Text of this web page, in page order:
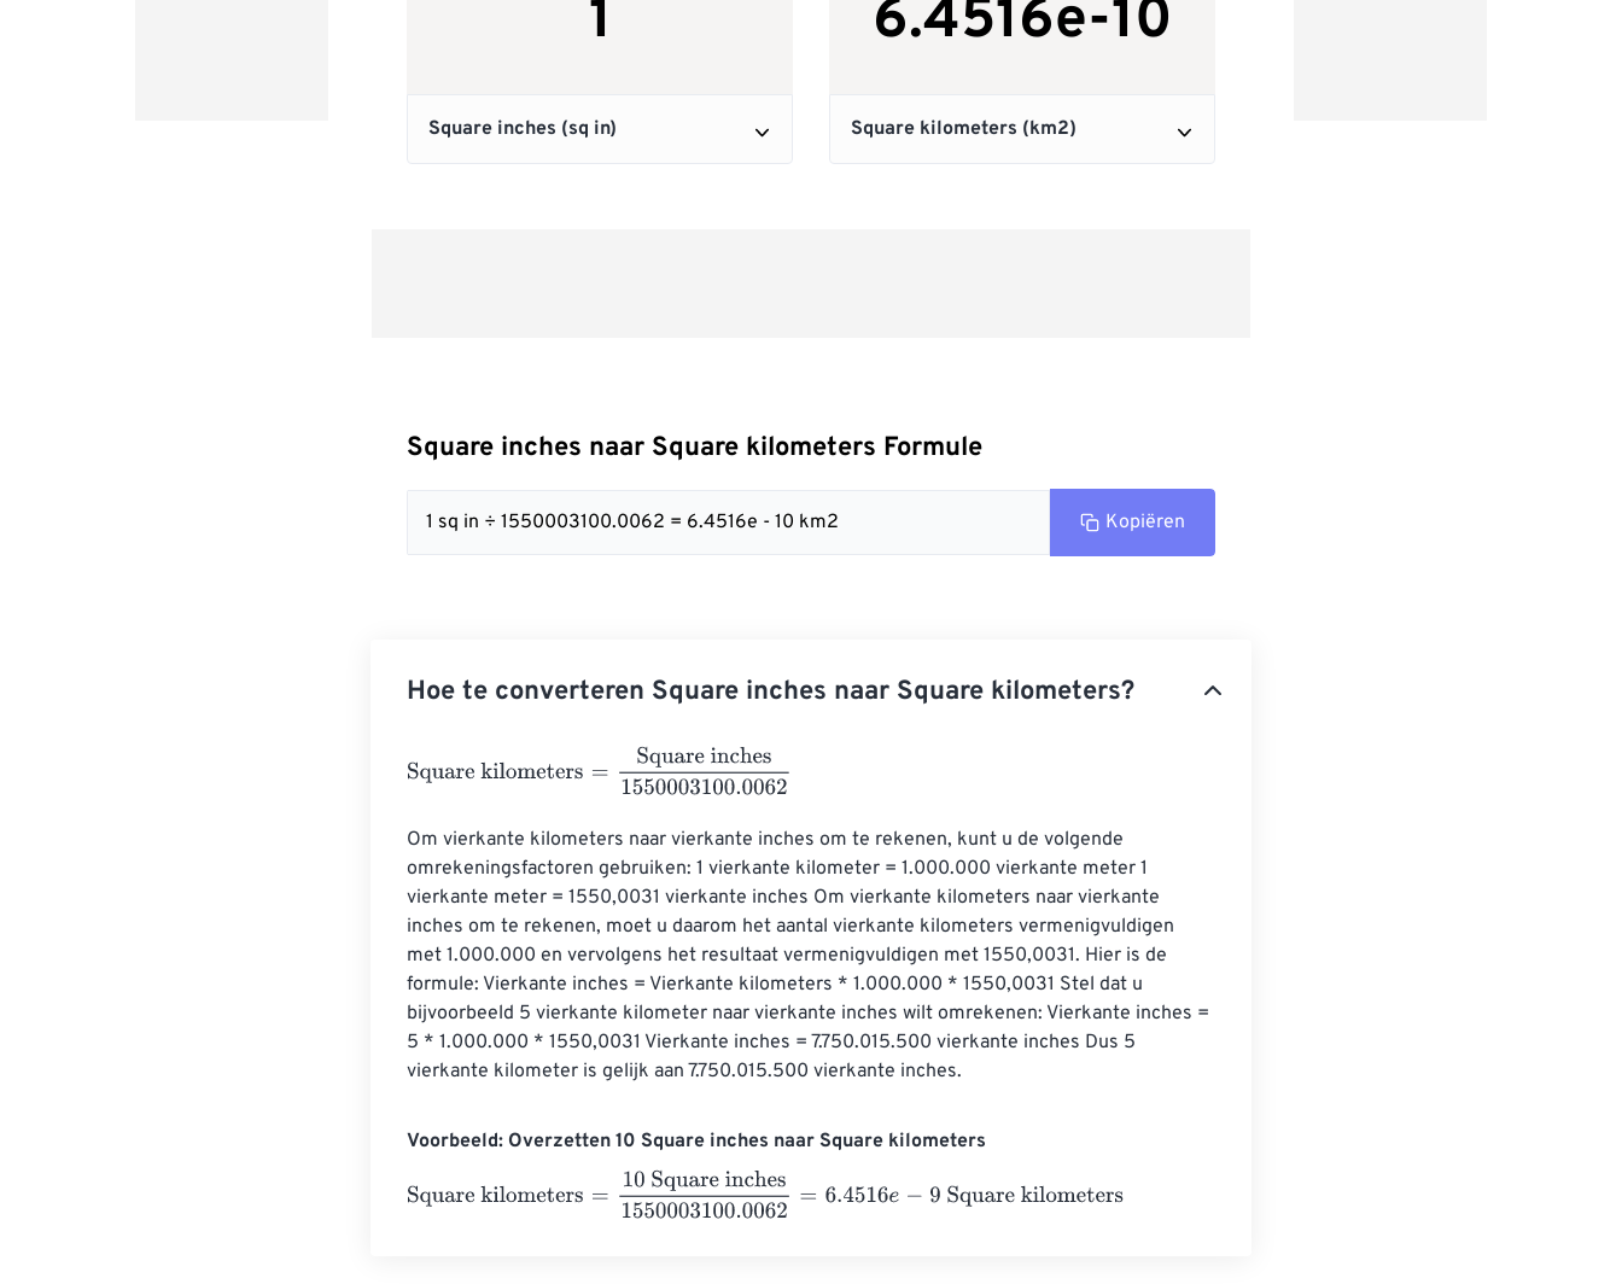
Square inches naar Square kilometers Formule
1 sq in ÷ 1550003100.0062 = 6.4516e - 10 km2 Kopiëren
Hoe te converteren Square inches naar Square kilometers?
Square kilometers Square inches1550003100.0062
Om vierkante kilometers naar vierkante inches om te rekenen, kunt u de volgende
omrekeningsfactoren gebruiken: 1 vierkante kilometer = 1.000.000 vierkante meter 1
vierkante meter = 1550,0031 vierkante inches Om vierkante kilometers naar vierkante
inches om te rekenen, moet u daarom het aantal vierkante kilometers vermenigvuldigen
met 1.000.000 en vervolgens het resultaat vermenigvuldigen met 1550,0031. Hier is de
formule: Vierkante inches = Vierkante kilometers * 1.000.000 * 1550,0031 Stel dat u
bijvoorbeeld 5 vierkante kilometer naar vierkante inches wilt omrekenen: Vierkante inches =
5 * 1.000.000 * 1550,0031 Vierkante inches = 7.750.015.500 vierkante inches Dus 5
vierkante kilometer is gelijk aan 7.750.015.500 vierkante inches.
Voorbeeld: Overzetten 10 Square inches naar Square kilometers
Square kilometers
10 Square inches1550003100.0062 6.4516 Square kilometers